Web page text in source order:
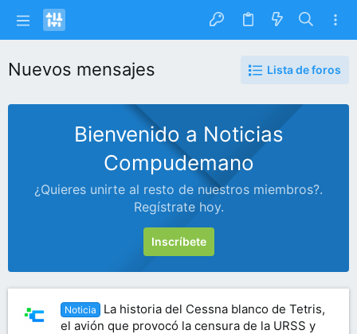
Nuevos mensajes Lista de foros
Bienvenido a Noticias
Compudemano
¿Quieres unirte al resto de nuestros miembros?.
Regístrate hoy.
Inscríbete
Noticia
La historia del Cessna blanco de Tetris,
el avión que provocó la censura de la URSS y